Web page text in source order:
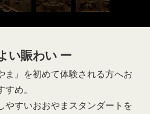
い賑わい ー
ま』を初めて体験される方へお
すめ。
やすいおおやまスタンダートを